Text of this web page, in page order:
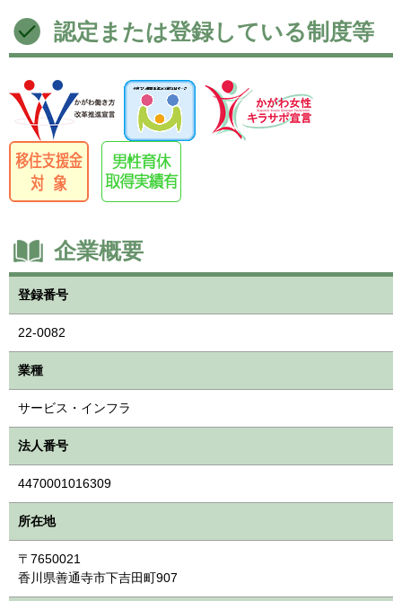
認定または登録している制度等
企業概要
登録番号
22-0082
業種
サービス・インフラ
法人番号
4470001016309
所在地
〒7650021
香川県善通寺市下吉田町907